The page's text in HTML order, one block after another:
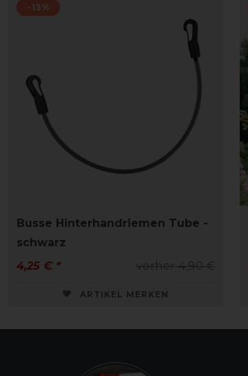
-13%
Busse Hinterhandriemen Tube -
schwarz
vorher 4,90 €
4,25 € *
ARTIKEL MERKEN